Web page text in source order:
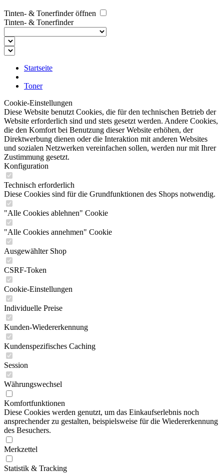
Tinten- & Tonerfinder öffnen
Tinten- & Tonerfinder
Startseite
Toner
Cookie-Einstellungen
Diese Website benutzt Cookies, die für den technischen Betrieb der
Website erforderlich sind und stets gesetzt werden. Andere Cookies,
die den Komfort bei Benutzung dieser Website erhöhen, der
Direktwerbung dienen oder die Interaktion mit anderen Websites
und sozialen Netzwerken vereinfachen sollen, werden nur mit Ihrer
Zustimmung gesetzt.
Konfiguration
Technisch erforderlich
Diese Cookies sind für die Grundfunktionen des Shops notwendig.
"Alle Cookies ablehnen" Cookie
"Alle Cookies annehmen" Cookie
Ausgewählter Shop
CSRF-Token
Cookie-Einstellungen
Individuelle Preise
Kunden-Wiedererkennung
Kundenspezifisches Caching
Session
Währungswechsel
Komfortfunktionen
Diese Cookies werden genutzt, um das Einkaufserlebnis noch
ansprechender zu gestalten, beispielsweise für die Wiedererkennung
des Besuchers.
Merkzettel
Statistik & Tracking